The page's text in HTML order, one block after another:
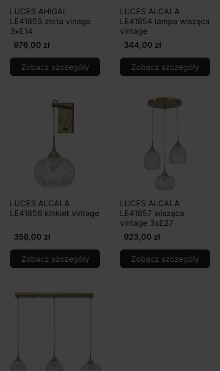
LUCES AHIGAL
LE41853 złota vinage
3xE14
976,00 zł
Zobacz szczegóły
LUCES ALCALA
LE41854 lampa wisząca
vintage
344,00 zł
Zobacz szczegóły
LUCES ALCALA
LE41856 kinkiet vintage
358,00 zł
Zobacz szczegóły
LUCES ALCALA
LE41857 wisząca
vintage 3xE27
923,00 zł
Zobacz szczegóły